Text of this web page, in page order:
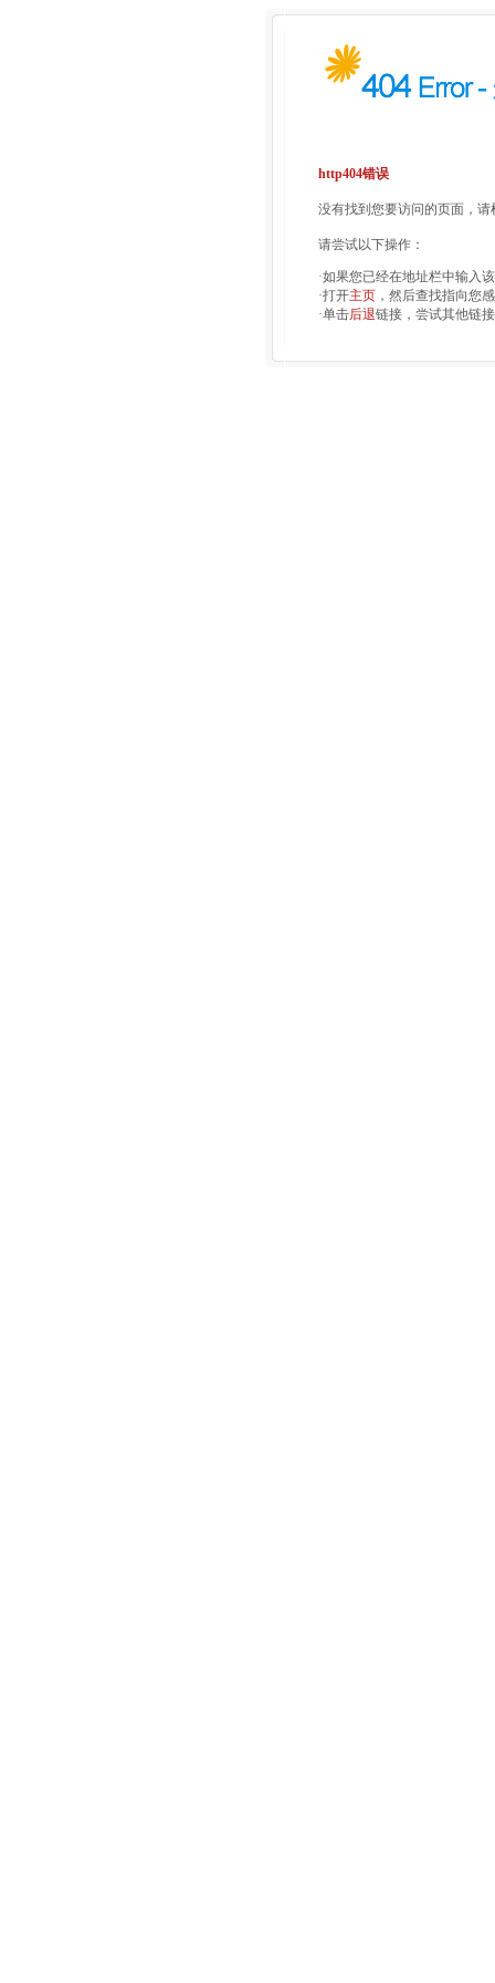
http404错误
没有找到您要访问的页面，
请尝试以下操作：
·如果您已经在地址栏中输入
·打开主页 ，然后查找指向您
·单击后退链接，尝试其他链